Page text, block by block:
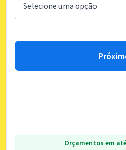
Orçamentos em